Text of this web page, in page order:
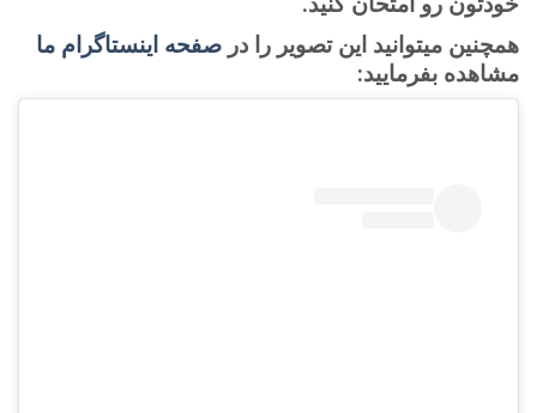
همچنین میتوانید این تصویر را در صفحه اینستاگرام ما
مشاهده بفرمایید: